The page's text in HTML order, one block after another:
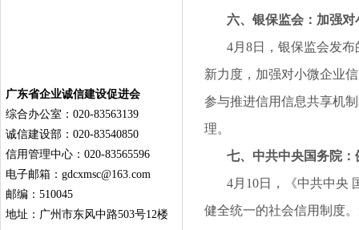
广东省企业诚信建设促进会
综合办公室：020-83563139
诚信建设部：020-83540850
信用管理中心：020-83565596
电子邮箱： gdcxmsc@163.com
邮编：510045
地址：广州市东风中路503号12楼
六、银保监会：加强对
4月8日，银保监会发布
新力度，加强对小微企业
参与推进信用信息共享机
理。
七、中共中央国务院：
4月10日，《中共中央
健全统一的社会信用制度